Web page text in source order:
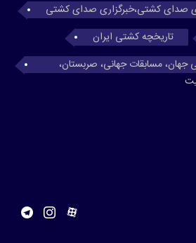
صدای کشتی،خبرگزاری صدای کشتی
تاریخچه کشتی ایران
جهان، مسابقات جهانی، صربستان،